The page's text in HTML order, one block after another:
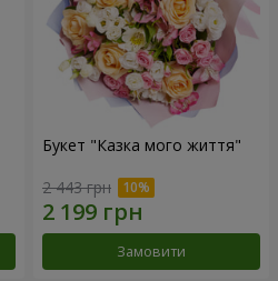
Букет "Казка мого життя"
2 443 грн
Замовити